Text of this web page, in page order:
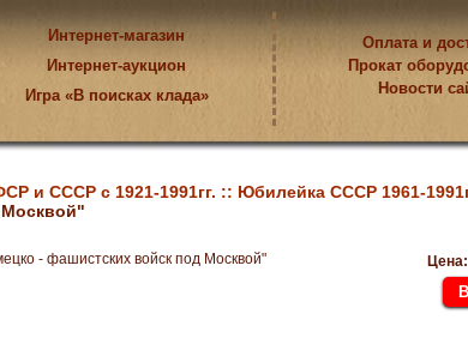
Интернет-магазин
Интернет-аукцион
Игра «В поисках клада»
Оплата и
Прокат
Новости
и СССР с 1921-1991гг. :: Юбилейка СССР 1961-
Москвой"
- фашистских войск под Москвой"
Цена: